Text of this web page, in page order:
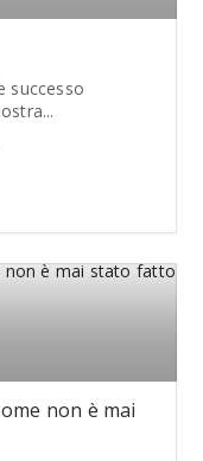
successo
non è mai